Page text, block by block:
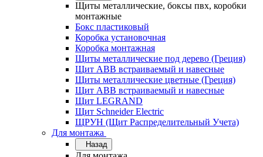
Щиты металлические, боксы пвх, коробки
монтажные
Бокс пластиковый
Коробка установочная
Коробка монтажная
Щиты металлические под дерево (Греция)
Щит ABB встраиваемый и навесные
Щиты металлические цветные (Греция)
Щит ABB встраиваемый и навесные
Щит LEGRAND
Щит Schneider Electric
ЩРУН (Щит Распределительный Учета)
Для монтажа
Назад